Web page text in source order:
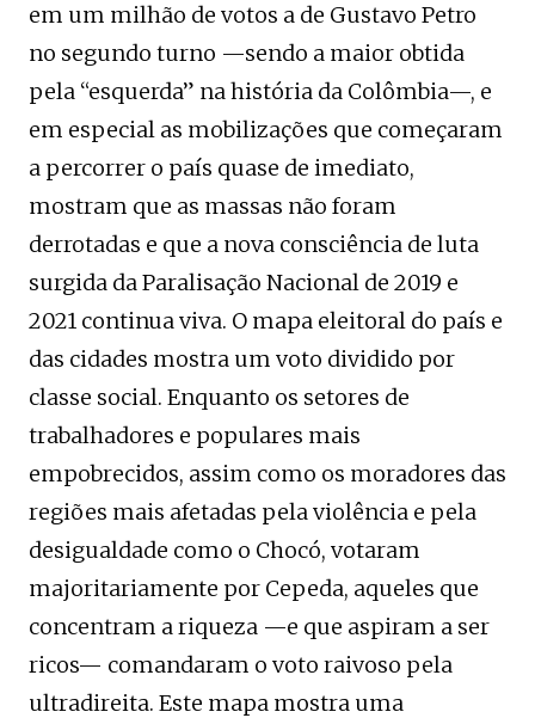
em um milhão de votos a de Gustavo Petro
no segundo turno —sendo a maior obtida
pela “esquerda” na história da Colômbia—, e
em especial as mobilizações que começaram
a percorrer o país quase de imediato,
mostram que as massas não foram
derrotadas e que a nova consciência de luta
surgida da Paralisação Nacional de 2019 e
2021 continua viva. O mapa eleitoral do país e
das cidades mostra um voto dividido por
classe social. Enquanto os setores de
trabalhadores e populares mais
empobrecidos, assim como os moradores das
regiões mais afetadas pela violência e pela
desigualdade como o Chocó, votaram
majoritariamente por Cepeda, aqueles que
concentram a riqueza —e que aspiram a ser
ricos— comandaram o voto raivoso pela
ultradireita. Este mapa mostra uma